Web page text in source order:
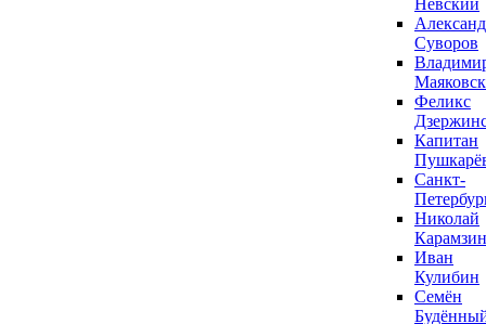
Невский
Суворов
Феликс
Капитан
Санкт-
Николай
Карамзин
Иван
Кулибин
Семён